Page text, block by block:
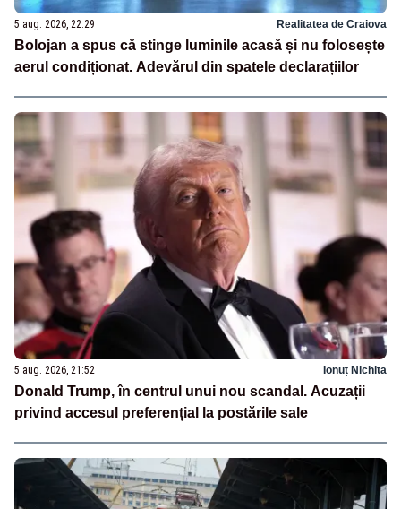
5 aug. 2026, 22:29 Realitatea de Craiova
Bolojan a spus că stinge luminile acasă și nu folosește
aerul condiționat. Adevărul din spatele declarațiilor
5 aug. 2026, 21:52 Ionuț Nichita
Donald Trump, în centrul unui nou scandal. Acuzații
privind accesul preferențial la postările sale